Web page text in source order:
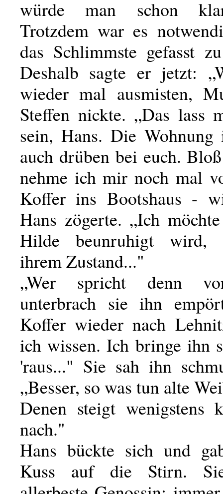
würde man schon
Trotzdem war es
das Schlimmste gefasst
Deshalb sagte er jetzt:
wieder mal ausmisten,
Steffen nickte. „Das lass
sein, Hans. Die Wohnung
auch drüben bei euch.
nehme ich mir noch mal
Koffer ins Bootshaus -
Hans zögerte. „Ich
Hilde beunruhigt wird,
ihrem Zustand..."
„Wer spricht denn
unterbrach sie ihn
Koffer wieder nach
ich wissen. Ich bringe ihn
'raus..." Sie sah ihn
„Besser, so was tun alte
Denen steigt wenigstens
nach."
Hans bückte sich und
Kuss auf die Stirn.